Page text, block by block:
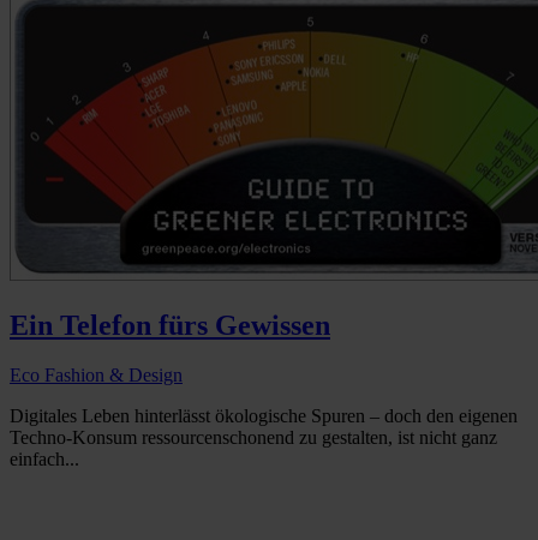
Ein Telefon fürs Gewissen
Eco Fashion & Design
Digitales Leben hinterlässt ökologische Spuren – doch den eigenen
Techno-Konsum ressourcenschonend zu gestalten, ist nicht ganz
einfach...